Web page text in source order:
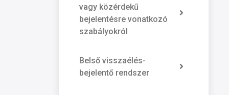
vagy közérdekű
bejelentésre vonatkozó
szabályokról
Belső visszaélés-
bejelentő rendszer